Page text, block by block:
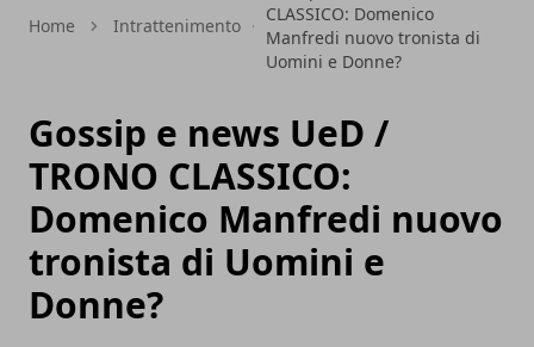
Home Intrattenimento
CLASSICO: Domenico
Manfredi nuovo tronista di
Uomini e Donne?
Gossip e news UeD /
TRONO CLASSICO:
Domenico Manfredi nuovo
tronista di Uomini e
Donne?